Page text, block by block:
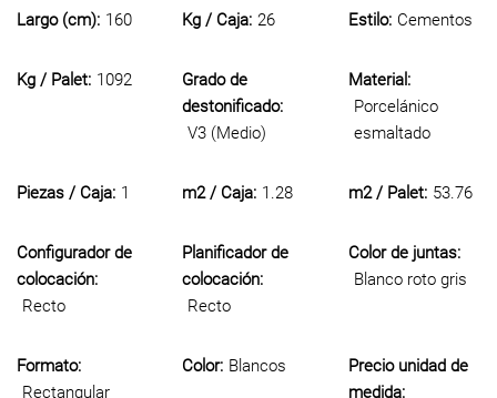
Largo (cm): 160 Kg / Caja: 26 Estilo: Cementos
Kg / Palet: 1092
Grado de
destonificado:
V3 (Medio)
Material:
Porcelánico
esmaltado
Piezas / Caja: 1 m2 / Caja: 1.28 m2 / Palet: 53.76
Configurador de
colocación:
Recto
Planificador de
colocación:
Recto
Color de juntas:
Blanco roto gris
Formato:
Rectangular
Color: Blancos
Precio unidad de
medida: